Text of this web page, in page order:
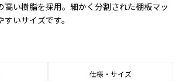
高い樹脂を採用。細かく分割された棚板マッ
いサイズです。
仕様・サイズ